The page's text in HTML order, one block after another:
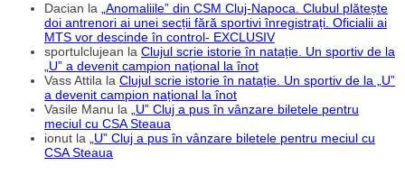
Dacian la „Anomaliile” din CSM Cluj-Napoca. Clubul plătește
doi antrenori ai unei secții fără sportivi înregistrați. Oficialii ai
MTS vor descinde în control- EXCLUSIV
sportulclujean la Clujul scrie istorie în natație. Un sportiv de la
„U” a devenit campion național la înot
Vass Attila la Clujul scrie istorie în natație. Un sportiv de la „U”
a devenit campion național la înot
Vasile Manu la „U” Cluj a pus în vânzare biletele pentru
meciul cu CSA Steaua
ionut la „U” Cluj a pus în vânzare biletele pentru meciul cu
CSA Steaua